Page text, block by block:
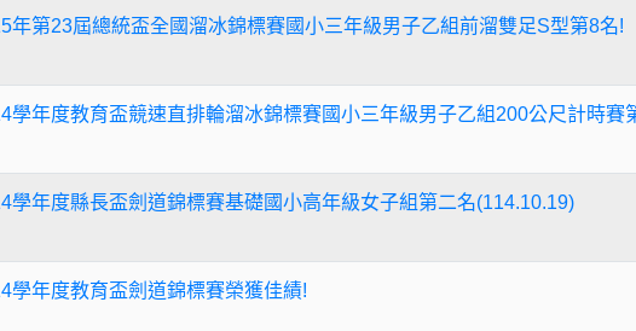
年第23屆總統盃全國溜冰錦標賽國小三年級男子乙組前溜雙足S型第8名!
學年度教育盃競速直排輪溜冰錦標賽國小三年級男子乙組200公尺計時賽
學年度縣長盃劍道錦標賽基礎國小高年級女子組第二名(114.10.19)
學年度教育盃劍道錦標賽榮獲佳績!